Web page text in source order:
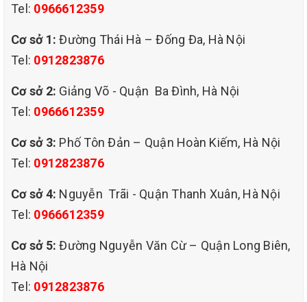
Tại sao nên giặt đệm thường xuyên
gia đình
Đệm được cấu tạo từ các chất liệu như: Cao su, vải nỉ,
bông,mút,….Chính vì vậy, đệm rất dễ bị bám bẩn. Nếu
Tel: 0966612359
Cơ sở 1: Đường Thái Hà – Đống Đa, Hà Nội
Tel: 0912823876
Cơ sở 2: Giảng Võ - Quận Ba Đình, Hà Nội
Tel: 0966612359
Cơ sở 3: Phố Tôn Đản – Quận Hoàn Kiếm, Hà Nội
Tel: 0912823876
Cơ sở 4: Nguyễn Trãi - Quận Thanh Xuân, Hà Nội
Tel: 0966612359
Cơ sở 5: Đường Nguyễn Văn Cừ – Quận Long Biên,
Hà Nội
Tel: 0912823876